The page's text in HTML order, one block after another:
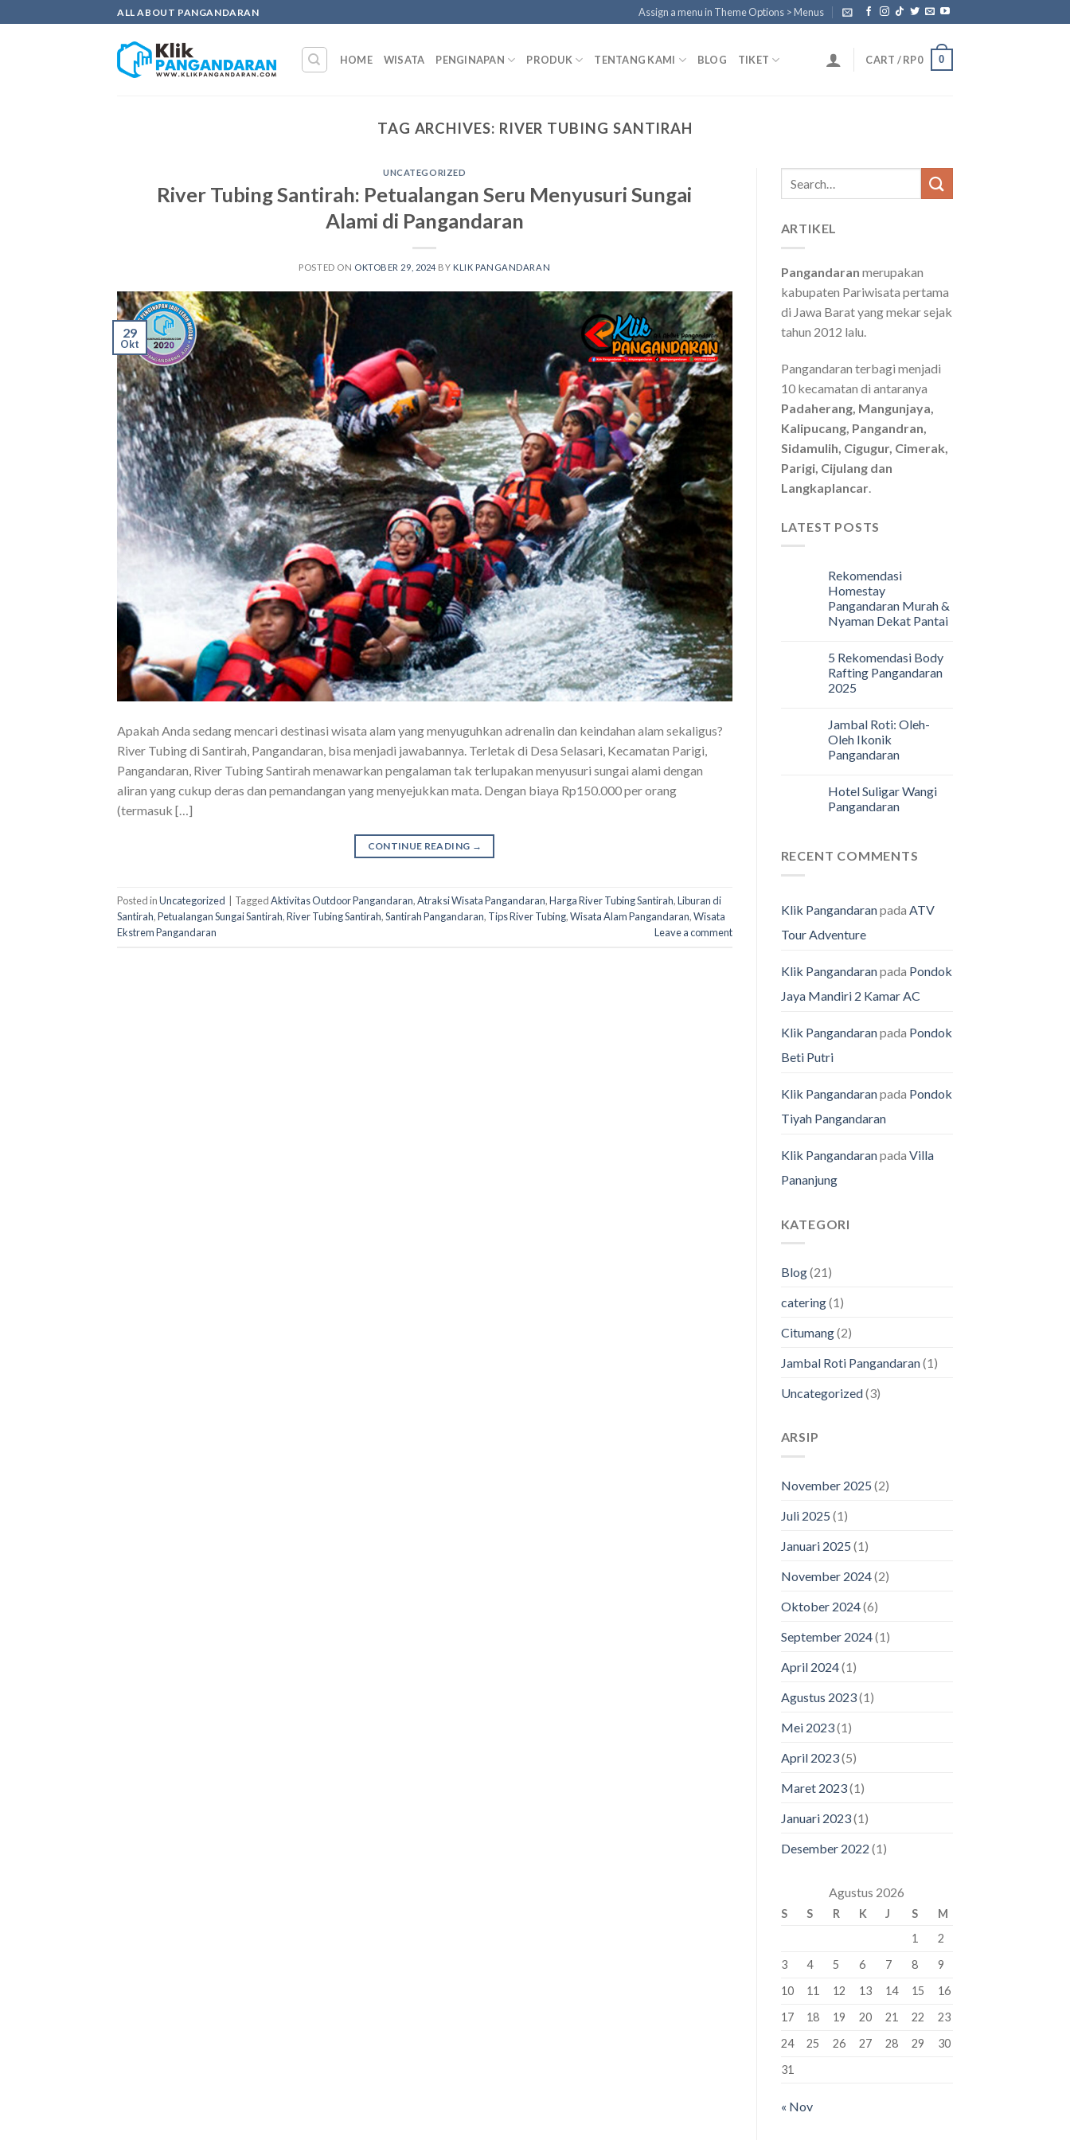
to
ALL ABOUT PANGANDARAN Assign a menu in Theme Options > Menus
HOME WISATA PENGINAPAN PRODUK TENTANG KAMI BLOG TIKET CART /RP0 0
TAG ARCHIVES: RIVER TUBING SANTIRAH
UNCATEGORIZED
River Tubing Santirah: Petualangan Seru Menyusuri Sungai
Alami di Pangandaran
POSTED ON OKTOBER 29, 2024 BY KLIK PANGANDARAN
29
Okt
Apakah Anda sedang mencari destinasi wisata alam yang menyuguhkan adrenalin dan keindahan alam sekaligus?
River Tubing di Santirah, Pangandaran, bisa menjadi jawabannya. Terletak di Desa Selasari, Kecamatan Parigi,
Pangandaran, River Tubing Santirah menawarkan pengalaman tak terlupakan menyusuri sungai alami dengan
aliran yang cukup deras dan pemandangan yang menyejukkan mata. Dengan biaya Rp150.000 per orang
(termasuk […]
CONTINUE READING →
Posted inUncategorized TaggedAktivitas Outdoor Pangandaran,Atraksi Wisata Pangandaran,Harga River Tubing Santirah,Liburan di
Santirah,Petualangan Sungai Santirah,River Tubing Santirah,Santirah Pangandaran, Tips River Tubing,Wisata Alam Pangandaran,Wisata
Ekstrem Pangandaran
Leave a comment
ARTIKEL
Pangandaran merupakan
kabupaten Pariwisata pertama
di Jawa Barat yang mekar sejak
tahun 2012 lalu.
Pangandaran terbagi menjadi
10 kecamatan di antaranya
Padaherang, Mangunjaya,
Kalipucang, Pangandran,
Sidamulih, Cigugur, Cimerak,
Parigi, Cijulang dan
Langkaplancar.
LATEST POSTS
Rekomendasi
Homestay
Pangandaran Murah &
Nyaman Dekat Pantai
5 Rekomendasi Body
Rafting Pangandaran
2025
Jambal Roti: Oleh-
Oleh Ikonik
Pangandaran
Hotel Suligar Wangi
Pangandaran
RECENT COMMENTS
Klik Pangandaranpada ATV
Tour Adventure
Klik Pangandaranpada Pondok
Jaya Mandiri 2 Kamar AC
Klik Pangandaranpada Pondok
Beti Putri
Klik Pangandaranpada Pondok
Tiyah Pangandaran
Klik Pangandaranpada Villa
Pananjung
KATEGORI
Blog(21)
catering(1)
Citumang(2)
Jambal Roti Pangandaran(1)
Uncategorized(3)
ARSIP
November 2025 (2)
Juli 2025 (1)
Januari 2025 (1)
November 2024(2)
Oktober 2024(6)
September 2024(1)
April 2024(1)
Agustus 2023(1)
Mei 2023(1)
April 2023(5)
Maret 2023(1)
Januari 2023(1)
Desember 2022 (1)
Agustus 2026
S S R K J S
M
1
2
3
4 5 6 7 8
9
10
11 12 13 14 15
16
17
18 19 20 21 22
23
24
25 26 27 28 29
30
31
« Nov